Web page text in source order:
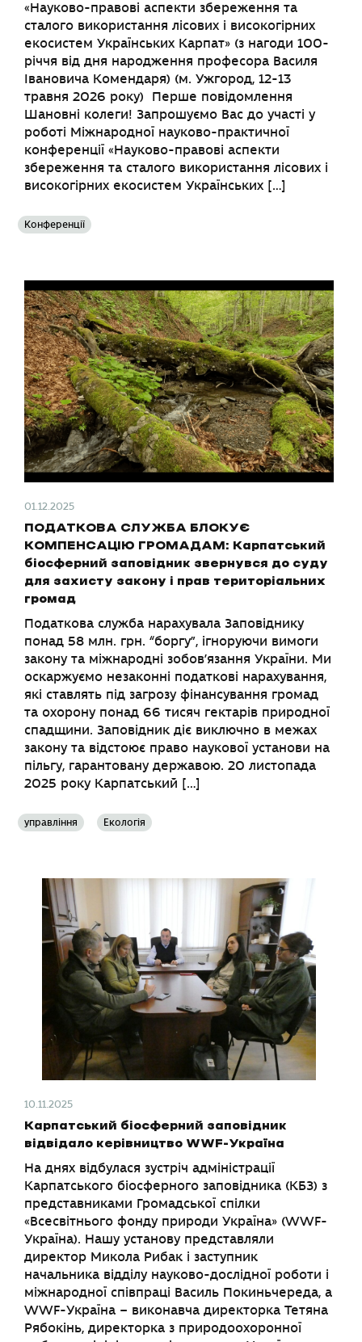
«Науково-правові аспекти збереження та
сталого використання лісових і високогірних
екосистем Українських Карпат» (з нагоди 100-
річчя від дня народження професора Василя
Івановича Комендаря) (м. Ужгород, 12-13
травня 2026 року) Перше повідомлення
Шановні колеги! Запрошуємо Вас до участі у
роботі Міжнародної науково-практичної
конференції «Науково-правові аспекти
збереження та сталого використання лісових і
високогірних екосистем Українських […]
Конференції
01.12.2025
ПОДАТКОВА СЛУЖБА БЛОКУЄ
КОМПЕНСАЦІЮ ГРОМАДАМ: Карпатський
біосферний заповідник звернувся до суду
для захисту закону і прав територіальних
громад
Податкова служба нарахувала Заповіднику
понад 58 млн. грн. “боргу”, ігноруючи вимоги
закону та міжнародні зобов’язання України. Ми
оскаржуємо незаконні податкові нарахування,
які ставлять під загрозу фінансування громад
та охорону понад 66 тисяч гектарів природної
спадщини. Заповідник діє виключно в межах
закону та відстоює право наукової установи на
пільгу, гарантовану державою. 20 листопада
2025 року Карпатський […]
управління Екологія
10.11.2025
Карпатський біосферний заповідник
відвідало керівництво WWF-Україна
На днях відбулася зустріч адміністрації
Карпатського біосферного заповідника (КБЗ) з
представниками Громадської спілки
«Всесвітнього фонду природи Україна» (WWF-
Україна). Нашу установу представляли
директор Микола Рибак і заступник
начальника відділу науково-дослідної роботи і
міжнародної співпраці Василь Покиньчереда, а
WWF-Україна – виконавча директорка Тетяна
Рябокінь, директорка з природоохоронної